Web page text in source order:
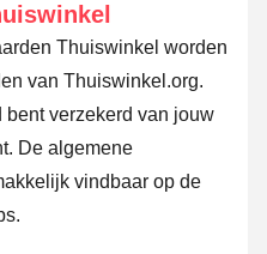
Thuiswinkel worden
van Thuiswinkel.org.
verzekerd van jouw
De algemene
vindbaar op de